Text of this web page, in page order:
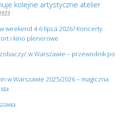
kolejne artystyczne atelier
weekend 4-6 lipca 2026? Koncerty
i kino plenerowe
w Warszawie – przewodnik po
w Warszawie 2025/2026 – magiczna